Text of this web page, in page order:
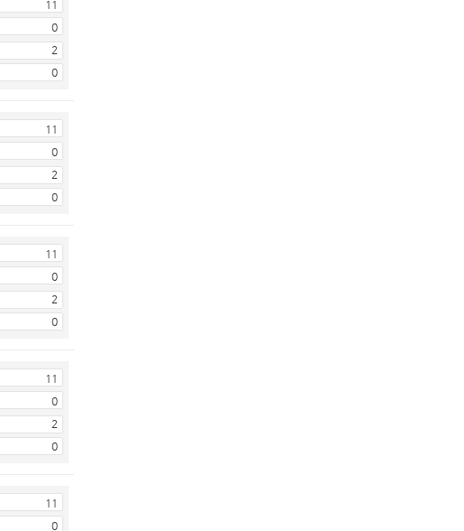
11
0
2
0
11
0
2
0
11
0
2
0
11
0
2
0
11
0